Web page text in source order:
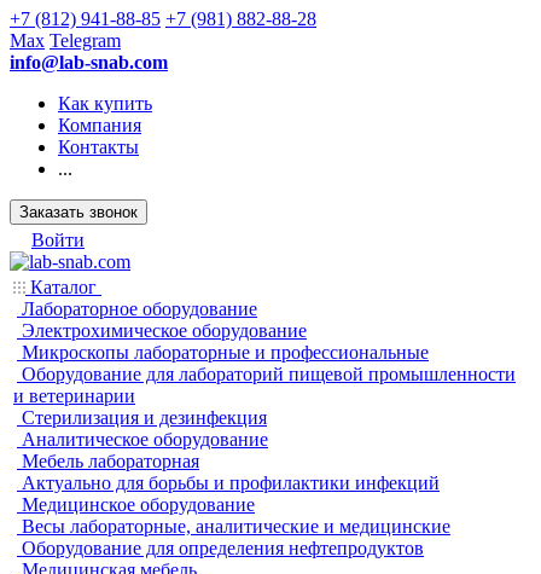
+7 (812) 941-88-85 +7 (981) 882-88-28
Max Telegram
info@lab-snab.com
Как купить
Компания
Контакты
...
Заказать звонок
Войти
Каталог
Лабораторное оборудование
Электрохимическое оборудование
Микроскопы лабораторные и профессиональные
Оборудование для лабораторий пищевой промышленности
и ветеринарии
Стерилизация и дезинфекция
Аналитическое оборудование
Мебель лабораторная
Актуально для борьбы и профилактики инфекций
Медицинское оборудование
Весы лабораторные, аналитические и медицинские
Оборудование для определения нефтепродуктов
Медицинская мебель